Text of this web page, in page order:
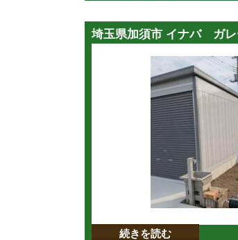
埼玉県加須市 イナバ ガ
続きを読む